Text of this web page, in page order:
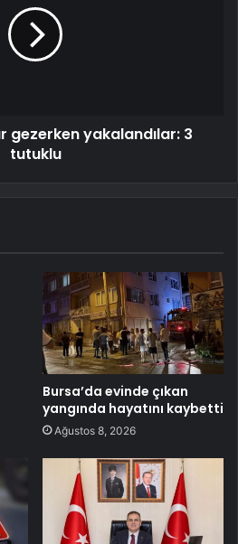
gezerken yakalandılar: 3
tutuklu
Bursa’da evinde çıkan
yangında hayatını kaybetti
Ağustos 8, 2026